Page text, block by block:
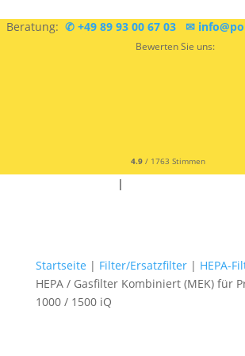
Beratung: ✆ +49 89 93 00 67 03 ✉
Bewerten Sie uns:
4.9/ 1763 Stimmen
|
Startseite | Filter/Ersatzfilter| HEPA-
HEPA / Gasfilter Kombiniert (MEK) für
1000 / 1500 iQ